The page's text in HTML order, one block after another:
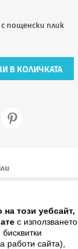
пощенски плик
В КОЛИЧКАТА
на този уебсайт,
с използването
работи сайта),